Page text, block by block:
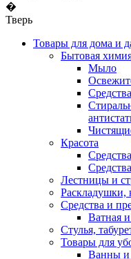
�
Тверь
Товары для дома и
Бытовая
Мыло
Красота
Лестницы и
Раскладушки,
Средства и
Ватная
Стулья,
Товары для
Ванны и